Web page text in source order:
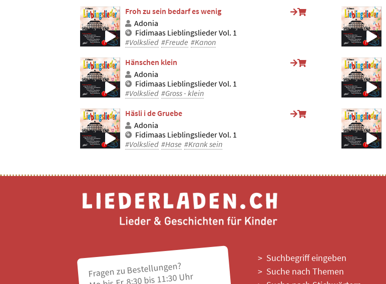
Froh zu sein bedarf es wenig
Adonia
Fidimaas Lieblingslieder Vol. 1
#Volkslied #Freude #Kanon
Hänschen klein
Adonia
Fidimaas Lieblingslieder Vol. 1
#Volkslied #Gross - klein
Häsli i de Gruebe
Adonia
Fidimaas Lieblingslieder Vol. 1
#Volkslied #Hase #Krank sein
Fragen zu Bestellungen?
Suchbegriff eingeben
Suche nach Themen